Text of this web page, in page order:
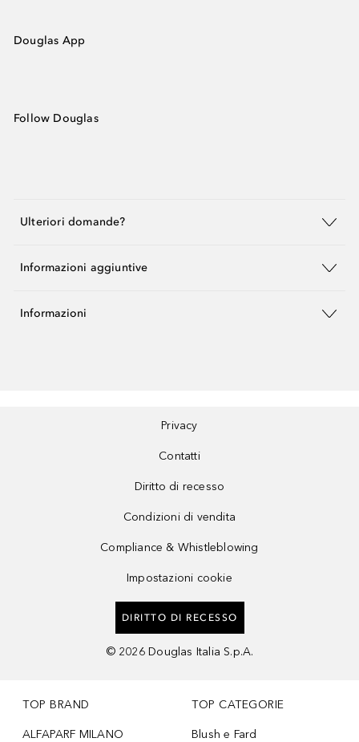
Douglas App
Follow Douglas
Ulteriori domande?
Informazioni aggiuntive
Informazioni
Privacy
Contatti
Diritto di recesso
Condizioni di vendita
Compliance & Whistleblowing
Impostazioni cookie
DIRITTO DI RECESSO
© 2026 Douglas Italia S.p.A.
TOP BRAND
ALFAPARF MILANO
TOP CATEGORIE
Blush e Fard